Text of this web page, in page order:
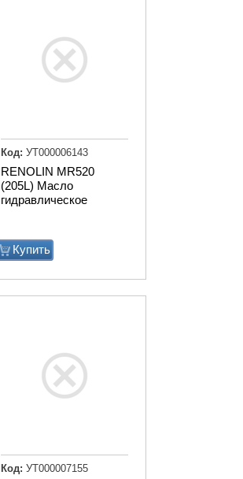
RENOLIN MR520
(205L) Масло
гидравлическое
Купить
Код: УТ000006143
Код: УТ000007155